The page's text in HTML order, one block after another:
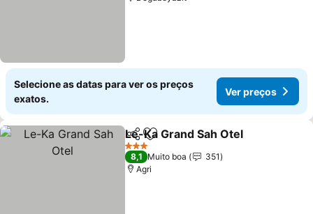
Selecione as datas para ver os preços
exatos.
Ver preços
PartilharAdicionar aos favoritos
Le-Ka Grand Sah Otel
3 Estrelas
8,1 Muito boa
351
Agri